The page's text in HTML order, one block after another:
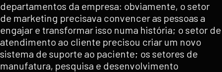
departamentos da empresa: obviamente, o setor
de marketing precisava convencer as pessoas a
engajar e transformar isso numa história; o setor de
atendimento ao cliente precisou criar um novo
sistema de suporte ao paciente; os setores de
manufatura, pesquisa e desenvolvimento